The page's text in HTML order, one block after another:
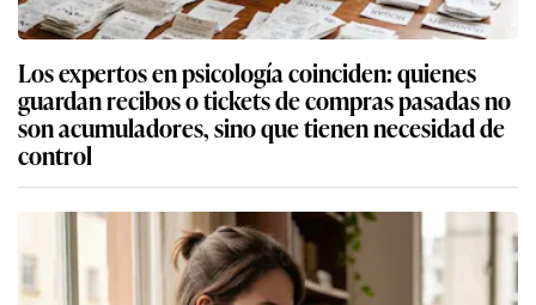
Los expertos en psicología coinciden: quienes
guardan recibos o tickets de compras pasadas no
son acumuladores, sino que tienen necesidad de
control